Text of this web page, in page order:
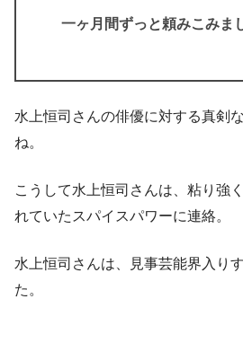
一ヶ月間ずっと頼みこみま
水上恒司さんの俳優に対する真剣
ね。
こうして水上恒司さんは、 粘り強
れていたスパイスパワーに連絡。
水上恒司さんは、見事芸能界入り
た。